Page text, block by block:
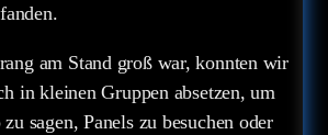
am Stand groß war, konnten wir
in kleinen Gruppen absetzen, um
sagen, Panels zu besuchen oder